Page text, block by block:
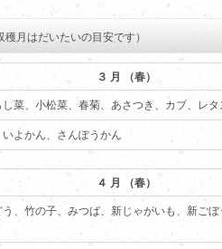
月はだいたいの目安です）
３ 月 （春）
し菜、小松菜、春菊、あさつき、カブ、レタ
よかん、さんぽうかん
４ 月 （春）
う、竹の子、みつば、新じゃがいも、新ご